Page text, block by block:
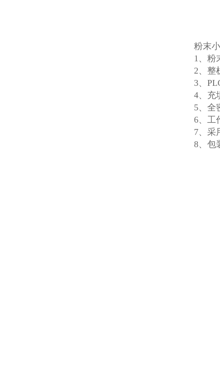
粉末
1、粉
2、整
3、
4、充
5、全
6、工
7、采
8、包